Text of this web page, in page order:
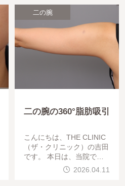
二の腕
二の腕の360°脂肪吸引
こんにちは、THE CLINIC
（ザ・クリニック）の吉田
です。 本日は、当院でも
非常に人気の高い「二の腕
2026.04.11